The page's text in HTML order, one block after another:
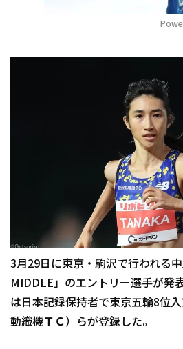
3月29日に東京・駒沢で行われる
MIDDLE」のエントリー選手が発
は日本記録保持者で東京五輪8位
動織機ＴＣ）らが登録した。